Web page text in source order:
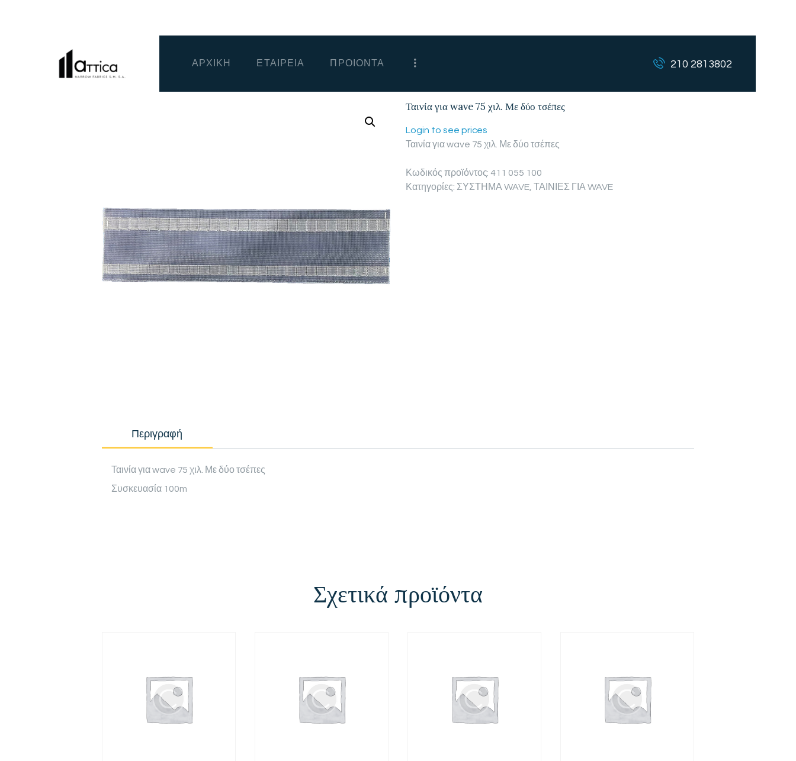
ΑΡΧΙΚΗ ΕΤΑΙΡΕΙΑ ΠΡΟΙΟΝΤΑ 210 2813802
ΕΠΙΚΟΙΝΩΝΙΑ
ΧΟΝΔΡΙΚΗ
Ταινία για wave 75 χιλ. Με δύο τσέπες
Login to see prices
Ταινία για wave 75 χιλ. Με δύο τσέπες
Κωδικός προϊόντος: 411 055 100
Κατηγορίες: ΣΥΣΤΗΜΑ WAVE, ΤΑΙΝΙΕΣ ΓΙΑ WAVE
Περιγραφή
Ταινία για wave 75 χιλ. Με δύο τσέπες
Συσκευασία 100m
Σχετικά προϊόντα